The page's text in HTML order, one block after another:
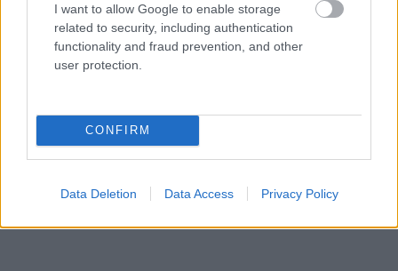
I want to allow Google to enable storage
related to security, including authentication
functionality and fraud prevention, and other
user protection.
CONFIRM
Data Deletion Data Access Privacy Policy